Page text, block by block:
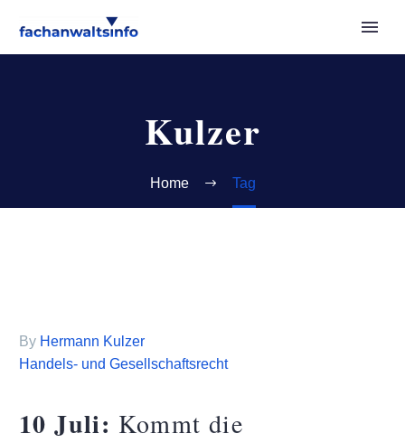
Kulzer
Home Tag
By Hermann Kulzer
Handels- und Gesellschaftsrecht
10 Juli: Kommt die